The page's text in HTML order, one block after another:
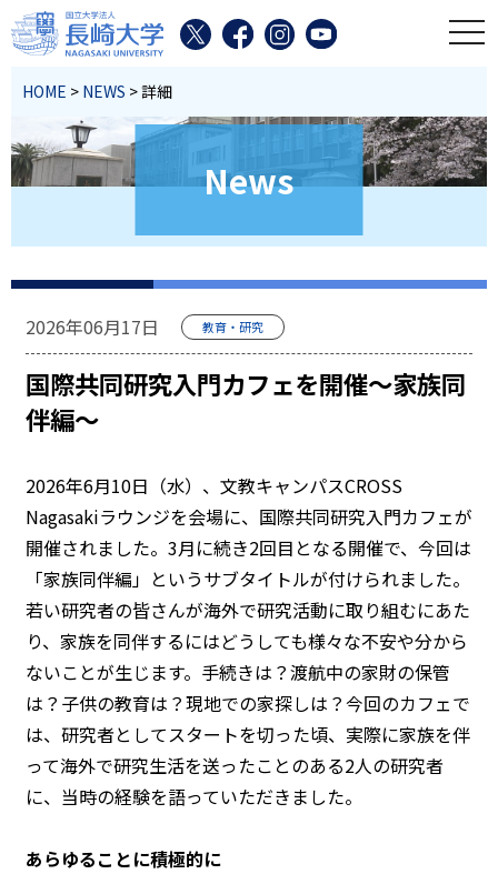
HOME > NEWS > 詳細
News
2026年06月17日 教育・研究
国際共同研究入門カフェを開催～家族同
伴編～
2026年6月10日（水）、文教キャンパスCROSS
Nagasakiラウンジを会場に、国際共同研究入門カフェが
開催されました。3月に続き2回目となる開催で、今回は
「家族同伴編」というサブタイトルが付けられました。
若い研究者の皆さんが海外で研究活動に取り組むにあた
り、家族を同伴するにはどうしても様々な不安や分から
ないことが生じます。手続きは？渡航中の家財の保管
は？子供の教育は？現地での家探しは？今回のカフェで
は、研究者としてスタートを切った頃、実際に家族を伴
って海外で研究生活を送ったことのある2人の研究者
に、当時の経験を語っていただきました。
あらゆることに積極的に